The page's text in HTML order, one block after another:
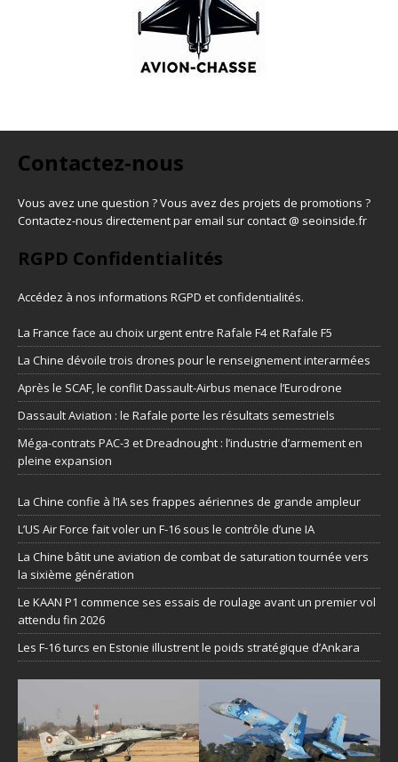
Contactez-nous
Vous avez une question ? Vous avez des projets de promotions ?
Contactez-nous directement par email sur contact @ seoinside.fr
RGPD Confidentialités
Accédez à nos informations RGPD et confidentialités.
La France face au choix urgent entre Rafale F4 et Rafale F5
La Chine dévoile trois drones pour le renseignement interarmées
Après le SCAF, le conflit Dassault-Airbus menace l’Eurodrone
Dassault Aviation : le Rafale porte les résultats semestriels
Méga-contrats PAC-3 et Dreadnought : l’industrie d’armement en
pleine expansion
La Chine confie à l’IA ses frappes aériennes de grande ampleur
L’US Air Force fait voler un F-16 sous le contrôle d’une IA
La Chine bâtit une aviation de combat de saturation tournée vers
la sixième génération
Le KAAN P1 commence ses essais de roulage avant un premier vol
attendu fin 2026
Les F-16 turcs en Estonie illustrent le poids stratégique d’Ankara